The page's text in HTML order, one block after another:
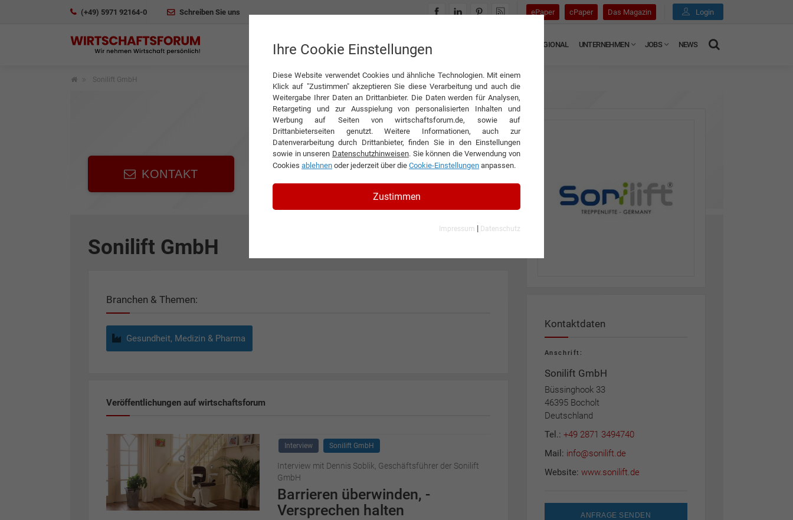
(+49) 5971 92164-0 Schreiben Sie uns ePaper cPaper Das Magazin Login
INTERVIEWS REGIONAL UNTERNEHMEN JOBS NEWS
Sonilift GmbH
KONTAKT
Sonilift GmbH
Branchen & Themen:
Gesundheit, Medizin & Pharma
Veröffentlichungen auf wirtschaftsforum
Interview Sonilift GmbH
Interview mit Dennis Soblik, Geschäftsführer der Sonilift
GmbH
Barrieren überwinden, ­
Versprechen halten
Kontaktdaten
Anschrift:
Sonilift GmbH
Büssinghook 33
46395 Bocholt
Deutschland
Tel.: +49 2871 3494740
Mail: info@sonilift.de
Website: www.sonilift.de
ANFRAGE SENDEN
Ihre Cookie Einstellungen
Diese Website verwendet Cookies und ähnliche Technologien. Mit einem
Klick auf "Zustimmen" akzeptieren Sie diese Verarbeitung und auch die
Weitergabe Ihrer Daten an Drittanbieter. Die Daten werden für Analysen,
Retargeting und zur Ausspielung von personalisierten Inhalten und
Werbung auf Seiten von wirtschaftsforum.de, sowie auf
Drittanbieterseiten genutzt. Weitere Informationen, auch zur
Datenverarbeitung durch Drittanbieter, finden Sie in den Einstellungen
sowie in unseren Datenschutzhinweisen. Sie können die Verwendung von
Cookies ablehnen oder jederzeit über die Cookie-Einstellungen anpassen.
Zustimmen
Impressum | Datenschutz